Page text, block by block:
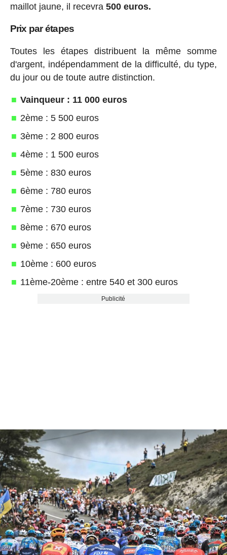
maillot jaune, il recevra 500 euros.
Prix par étapes
Toutes les étapes distribuent la même somme
d'argent, indépendamment de la difficulté, du type,
du jour ou de toute autre distinction.
Vainqueur : 11 000 euros
2ème : 5 500 euros
3ème : 2 800 euros
4ème : 1 500 euros
5ème : 830 euros
6ème : 780 euros
7ème : 730 euros
8ème : 670 euros
9ème : 650 euros
10ème : 600 euros
11ème-20ème : entre 540 et 300 euros
Publicité